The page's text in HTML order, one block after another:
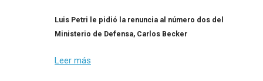
Luis Petri le pidió la renuncia al número dos del
Ministerio de Defensa, Carlos Becker
Leer más